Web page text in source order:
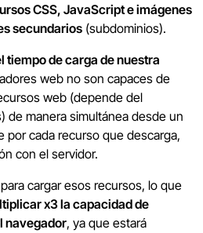
CSS, JavaScript e imágenes
secundarios (subdominios).
tiempo de carga de nuestra
web no son capaces de
web (depende del
de manera simultánea desde un
por cada recurso que descarga,
con el servidor.
cargar esos recursos, lo que
x3 la capacidad de
navegador, ya que estará